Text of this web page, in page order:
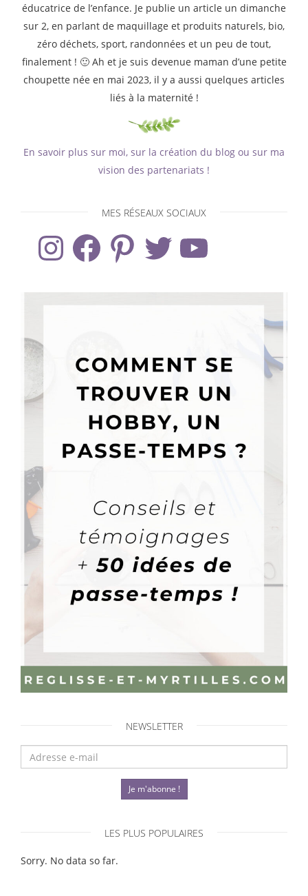
éducatrice de l’enfance. Je publie un article un dimanche
sur 2, en parlant de maquillage et produits naturels, bio,
zéro déchets, sport, randonnées et un peu de tout,
finalement ! 🙂 Ah et je suis devenue maman d’une petite
choupette née en mai 2023, il y a aussi quelques articles
liés à la maternité !
En savoir plus sur moi, sur la création du blog ou sur ma
vision des partenariats !
MES RÉSEAUX SOCIAUX
InstagramFacebook Pinterest Twitter
NEWSLETTER
Je m'abonne !
LES PLUS POPULAIRES
Sorry. No data so far.